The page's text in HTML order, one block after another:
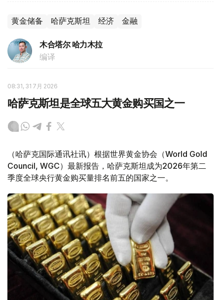
黄金储备 哈萨克斯坦 经济 金融
木合塔尔 哈力木拉
编译
08:31, 31 7月 2026
哈萨克斯坦是全球五大黄金购买国之一
（哈萨克国际通讯社讯）根据世界黄金协会（World Gold
Council, WGC）最新报告，哈萨克斯坦成为2026年第二
季度全球央行黄金购买量排名前五的国家之一。